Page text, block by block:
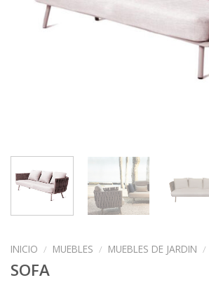
INICIO / MUEBLES / MUEBLES DE JARDIN /
SOFA